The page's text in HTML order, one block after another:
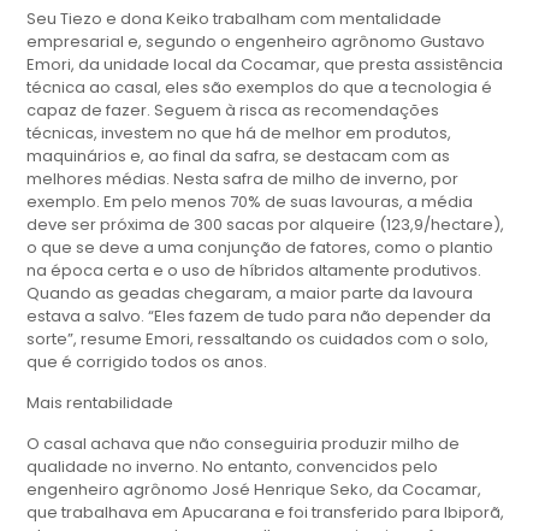
Seu Tiezo e dona Keiko trabalham com mentalidade
empresarial e, segundo o engenheiro agrônomo Gustavo
Emori, da unidade local da Cocamar, que presta assistência
técnica ao casal, eles são exemplos do que a tecnologia é
capaz de fazer. Seguem à risca as recomendações
técnicas, investem no que há de melhor em produtos,
maquinários e, ao final da safra, se destacam com as
melhores médias. Nesta safra de milho de inverno, por
exemplo. Em pelo menos 70% de suas lavouras, a média
deve ser próxima de 300 sacas por alqueire (123,9/hectare),
o que se deve a uma conjunção de fatores, como o plantio
na época certa e o uso de híbridos altamente produtivos.
Quando as geadas chegaram, a maior parte da lavoura
estava a salvo. “Eles fazem de tudo para não depender da
sorte”, resume Emori, ressaltando os cuidados com o solo,
que é corrigido todos os anos.
Mais rentabilidade
O casal achava que não conseguiria produzir milho de
qualidade no inverno. No entanto, convencidos pelo
engenheiro agrônomo José Henrique Seko, da Cocamar,
que trabalhava em Apucarana e foi transferido para Ibiporã,